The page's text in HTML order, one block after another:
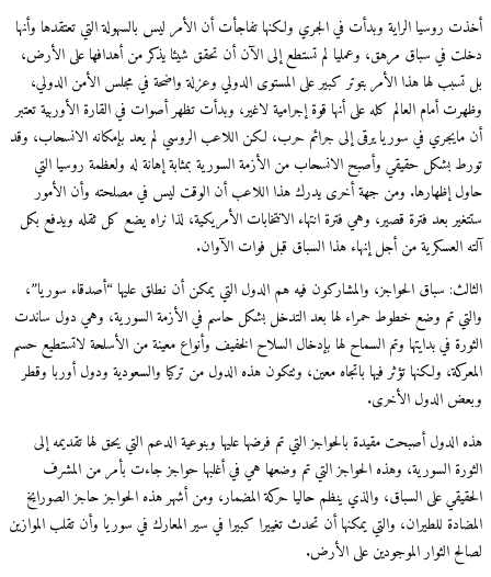
أخذت روسيا الراية وبدأت في الجري ولكنها تفاجأت أن الأمر ليس بالسهولة التي تعتقدها وأنها
دخلت في سباق مرهق، وعمليا لم تستطع إلى الآن أن تحقق شيئا يذكر من أهدافها على الأرض،
بل تسبب لها هذا الأمر بتوتر كبير على المستوى الدولي وعزلة واضحة في مجلس الأمن الدولي،
وظهرت أمام العالم كله على أنها قوة إجرامية لاغير، وبدأت تظهر أصوات في القارة الأوربية تعتبر
أن مايجري في سوريا يرقى إلى جرائم حرب، لكن اللاعب الروسي لم يعد بإمكانه الانسحاب، وقد
تورط بشكل حقيقي وأصبح الانسحاب من الأزمة السورية بمثابة إهانة له ولعظمة روسيا التي
حاول إظهارها. ومن جهة أخرى يدرك هذا اللاعب أن الوقت ليس في مصلحته وأن الأمور
ستتغير بعد فترة قصير، وهي فترة انتهاء الانتخابات الأمريكية، لذا نراه يضع كل ثقله ويدفع بكل
آلته العسكرية من أجل إنهاء هذا السباق قبل فوات الآوان.
الثالث: سباق الحواجز، والمشاركون فيه هم الدول التي يمكن أن نطلق عليها “أصدقاء سوريا”،
والتي تم وضع خطوط حمراء لها بعد التدخل بشكل حاسم في الأزمة السورية، وهي دول ساندت
الثورة في بدايتها وتم السماح لها بإدخال السلاح الخفيف وأنواع معينة من الأسلحة لاتستطيع حسم
المعركة، ولكنها تؤثر فيها باتجاه معين، وتتكون هذه الدول من تركيا والسعودية ودول أوربا وقطر
وبعض الدول الأخرى.
هذه الدول أصبحت مقيدة بالحواجز التي تم فرضها عليها وبنوعية الدعم التي يحق لها تقديمه إلى
الثورة السورية، وهذه الحواجز التي تم وضعها هي في أغلبها حواجز جاءت بأمر من المشرف
الحقيقي على السباق، والذي ينظم حاليا حركة المضمار، ومن أشهر هذه الحواجز حاجز الصورايخ
المضادة للطيران، والتي يمكنها أن تحدث تغييرا كبيرا في سير المعارك في سوريا وأن تقلب الموازين
لصالح الثوار الموجودين على الأرض.